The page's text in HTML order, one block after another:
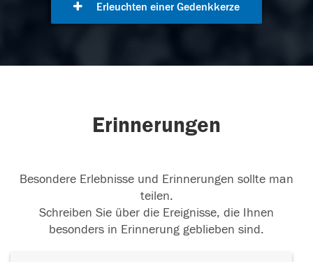
Erleuchten einer Gedenkkerze
Erinnerungen
Besondere Erlebnisse und Erinnerungen sollte man
teilen.
Schreiben Sie über die Ereignisse, die Ihnen
besonders in Erinnerung geblieben sind.